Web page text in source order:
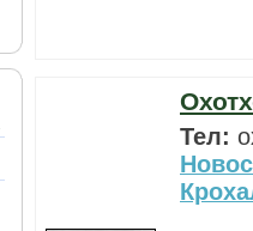
Тел: